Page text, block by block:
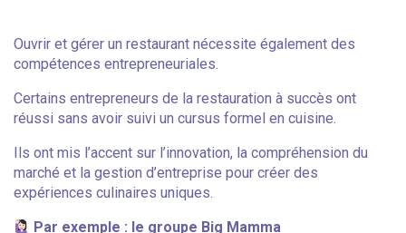
Ouvrir et gérer un restaurant nécessite également des
compétences entrepreneuriales.
Certains entrepreneurs de la restauration à succès ont
réussi sans avoir suivi un cursus formel en cuisine.
Ils ont mis l’accent sur l’innovation, la compréhension du
marché et la gestion d’entreprise pour créer des
expériences culinaires uniques.
Par exemple : le groupe Big Mamma